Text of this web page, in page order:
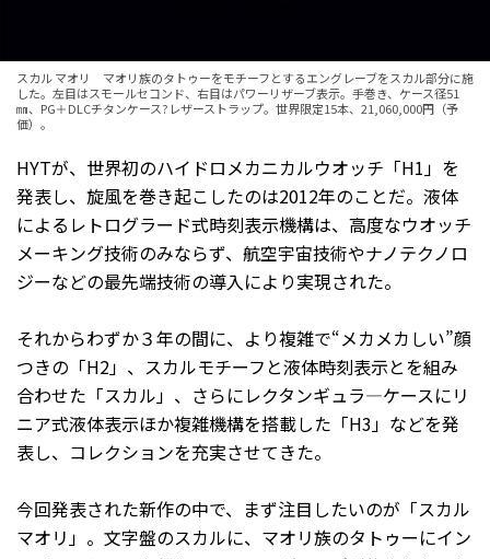
スカル マオリ マオリ族のタトゥーをモチーフとするエングレーブをスカル部分に施
した。左目はスモールセコンド、右目はパワーリザーブ表示。手巻き、ケース径51
㎜、PG＋DLCチタンケース?レザーストラップ。世界限定15本、21,060,000円（予
価）。
HYTが、世界初のハイドロメカニカルウオッチ「H1」を
発表し、旋風を巻き起こしたのは2012年のことだ。液体
によるレトログラード式時刻表示機構は、高度なウオッチ
メーキング技術のみならず、航空宇宙技術やナノテクノロ
ジーなどの最先端技術の導入により実現された。
それからわずか３年の間に、より複雑で“メカメカしい”顔
つきの「H2」、スカルモチーフと液体時刻表示とを組み
合わせた「スカル」、さらにレクタンギュラ―ケースにリ
ニア式液体表示ほか複雑機構を搭載した「H3」などを発
表し、コレクションを充実させてきた。
今回発表された新作の中で、まず注目したいのが「スカル
マオリ」。文字盤のスカルに、マオリ族のタトゥーにイン